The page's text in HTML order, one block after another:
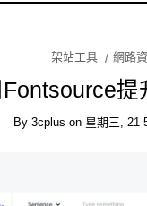
架站工具 網路
提
By 3cplus on 星期三, 21